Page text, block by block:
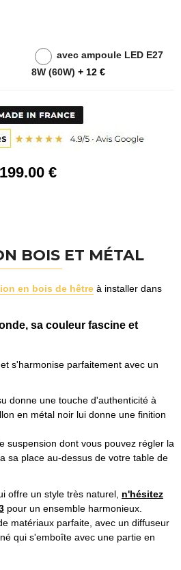
avec ampoule LED E27
8W (60W) + 12 €
199.00 €
BOIS ET MÉTAL
en bois de hêtre à installer dans
sa couleur fascine et
s'harmonise parfaitement avec un
donne une touche d'authenticité à
en métal noir lui donne une finition
suspension dont vous pouvez régler la
sa place au-dessus de votre table de
offre un style très naturel, n'hésitez
pour un ensemble harmonieux.
matériaux parfaite, avec un diffuseur
qui s'emboîte avec une partie en